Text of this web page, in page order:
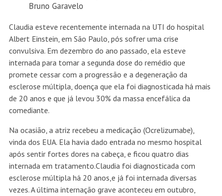
Bruno Garavelo
Claudia esteve recentemente internada na UTI do hospital
Albert Einstein, em São Paulo, pós sofrer uma crise
convulsiva. Em dezembro do ano passado, ela esteve
internada para tomar a segunda dose do remédio que
promete cessar com a progressão e a degeneração da
esclerose múltipla, doença que ela foi diagnosticada há mais
de 20 anos e que já levou 30% da massa encefálica da
comediante.
Na ocasião, a atriz recebeu a medicação (Ocrelizumabe),
vinda dos EUA. Ela havia dado entrada no mesmo hospital
após sentir fortes dores na cabeça, e ficou quatro dias
internada em tratamento.Claudia foi diagnosticada com
esclerose múltipla há 20 anos,e já foi internada diversas
vezes. A última internação grave aconteceu em outubro,